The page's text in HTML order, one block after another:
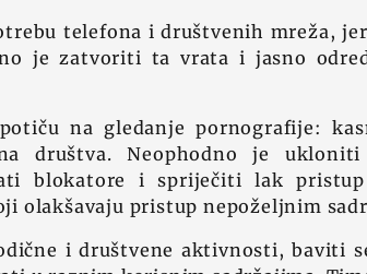
telefona i društvenih mreža,
je zatvoriti ta vrata i jasno
na gledanje pornografije:
društva. Neophodno je
blokatore i spriječiti lak
olakšavaju pristup nepoželjnim
i društvene aktivnosti, baviti